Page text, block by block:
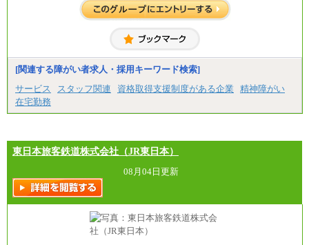
整給
※詳細はJTBキャリアサイトよりご確認ください。
■(株)JTBコミュニケーションデザイン
総合職 月給230,000円
みなし残業手当：20,000円（一律支給）※みなし
残業手当の残業時間は10.43時間。
間に応じて、時間外手当等を支給。
■（株）JTBグローバルマーケティング＆トラベル
訪日事業職 月給202,000～227,000円＋地域間調整
給
※詳細はJTBキャリアサイトよりご確認ください。
■(株)JTBビジネストランスフォーム
総合職 月給205,000～225,000円＋地域間調整給
エリア総合職 月給185,000円＋地域間調整給
[関連する障がい者求人・採用キーワード検索]
サービス
スタッフ関連 資格取得支援制度がある企業
精神障がい
在宅勤務
東日本旅客鉄道株式会社（JR東日本）
08月04日更新